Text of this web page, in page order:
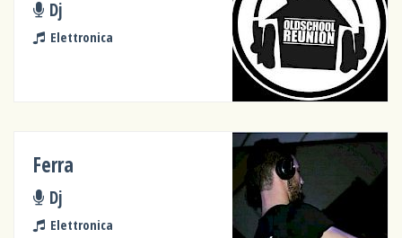
Dj
Elettronica
Ferra
Dj
Elettronica